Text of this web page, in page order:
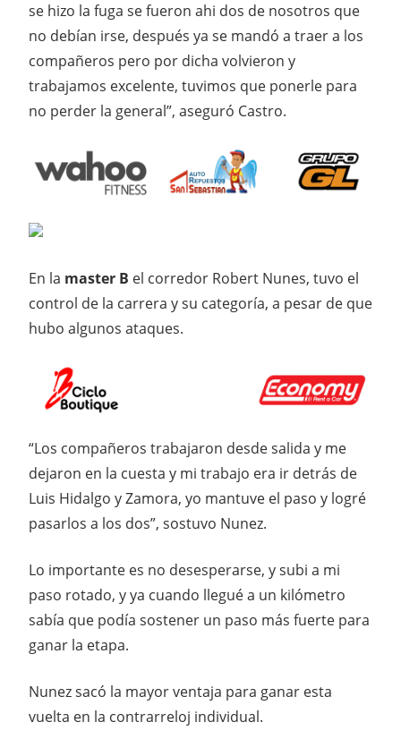
se hizo la fuga se fueron ahi dos de nosotros que
no debían irse, después ya se mandó a traer a los
compañeros pero por dicha volvieron y
trabajamos excelente, tuvimos que ponerle para
no perder la general”, aseguró Castro.
En la master B el corredor Robert Nunes, tuvo el
control de la carrera y su categoría, a pesar de que
hubo algunos ataques.
“Los compañeros trabajaron desde salida y me
dejaron en la cuesta y mi trabajo era ir detrás de
Luis Hidalgo y Zamora, yo mantuve el paso y logré
pasarlos a los dos”, sostuvo Nunez.
Lo importante es no desesperarse, y subi a mi
paso rotado, y ya cuando llegué a un kilómetro
sabía que podía sostener un paso más fuerte para
ganar la etapa.
Nunez sacó la mayor ventaja para ganar esta
vuelta en la contrarreloj individual.